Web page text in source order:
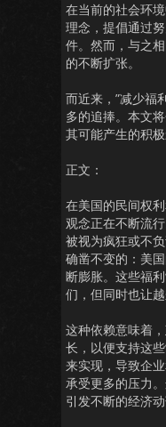
在当前的社会环
理念，提倡通过
件。然而，与之
的不断扩张。
而近来，”减少福
多的追捧。本文
其可能产生的积极
正文：
在美国的民间权
观念正在不断流
被视为疯狂或不
确凿不变的：美
断膨胀。这些福
们，但同时也让
这种依赖意味着
长，以便支持这
来实现，导致企
承受更多的压力
引发不断的经济动